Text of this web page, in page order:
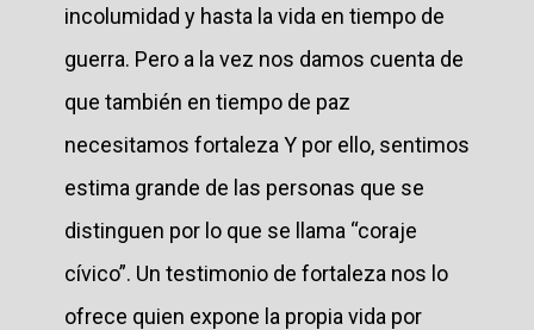
incolumidad y hasta la vida en tiempo de
guerra. Pero a la vez nos damos cuenta de
que también en tiempo de paz
necesitamos fortaleza Y por ello, sentimos
estima grande de las personas que se
distinguen por lo que se llama “coraje
cívico”. Un testimonio de fortaleza nos lo
ofrece quien expone la propia vida por